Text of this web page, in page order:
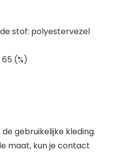
stof: polyestervezel
(%)
gebruikelijke kleding.
maat, kun je contact